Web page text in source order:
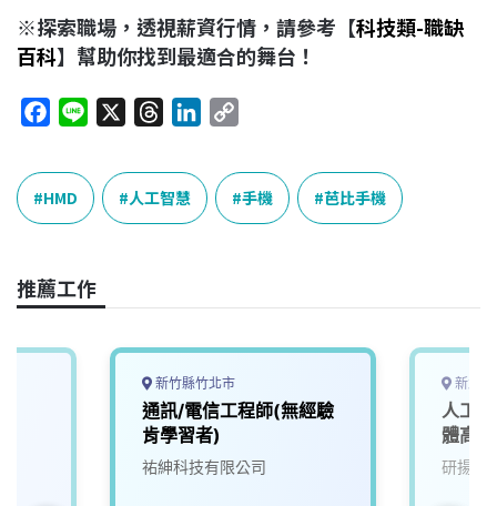
※探索職場，透視薪資行情，請參考【科技類-職缺
百科】幫助你找到最適合的舞台！
c
e
b
o
k
e
r
e
a
k
n
p
y
L
k
HMD 人工智慧 手機 芭比手機
推薦工作
新竹縣竹北市
通訊/電信工程師(無經驗
肯學習者)
祐紳科技有限公司
新北
人工
體高
研揚科